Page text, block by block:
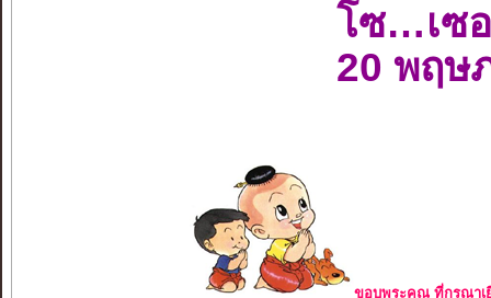
โซ…เซ
20 พฤษ
ขอบพระคุณ ที่กรุณาเ